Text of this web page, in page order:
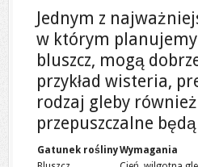
Jednym z
w którym
bluszcz, mogą
przykład wisteria,
rodzaj gleby
przepuszczalne
Gatunek roślinyWymagania